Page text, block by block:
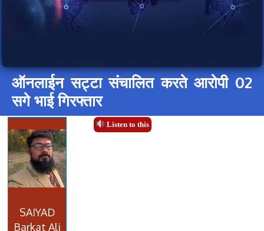
ऑनलाईन सट्टा संचालित करते आरोपी 02
सगे भाई गिरफ्तार
Listen to this
SAIYAD
Barkat Ali